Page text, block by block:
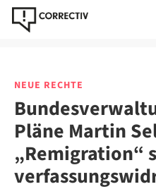
NEUE RECHTE
Pläne Martin
„Remigration“